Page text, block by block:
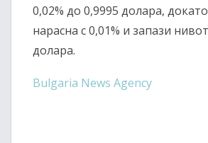
0,02% до 0,9995 долара,
нарасна с 0,01% и запази
долара.
Bulgaria News Agency